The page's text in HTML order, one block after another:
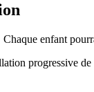
enfant
progressive